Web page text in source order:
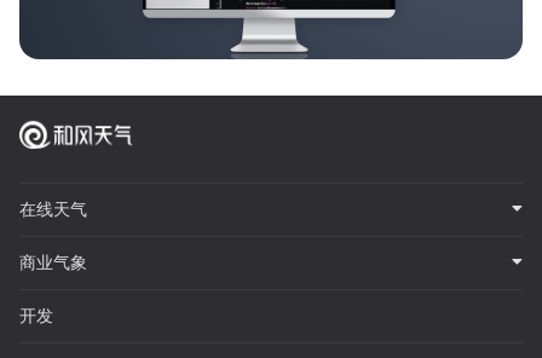
在线天气
商业气象
开发